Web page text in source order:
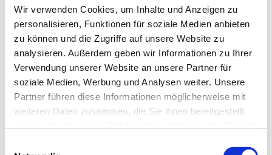
Wir verwenden Cookies, um Inhalte und Anzeigen zu
personalisieren, Funktionen für soziale Medien anbieten
zu können und die Zugriffe auf unsere Website zu
analysieren. Außerdem geben wir Informationen zu Ihrer
Verwendung unserer Website an unsere Partner für
soziale Medien, Werbung und Analysen weiter. Unsere
Partner führen diese Informationen möglicherweise mit
weiteren Daten zusammen, die Sie ihnen bereitgestellt